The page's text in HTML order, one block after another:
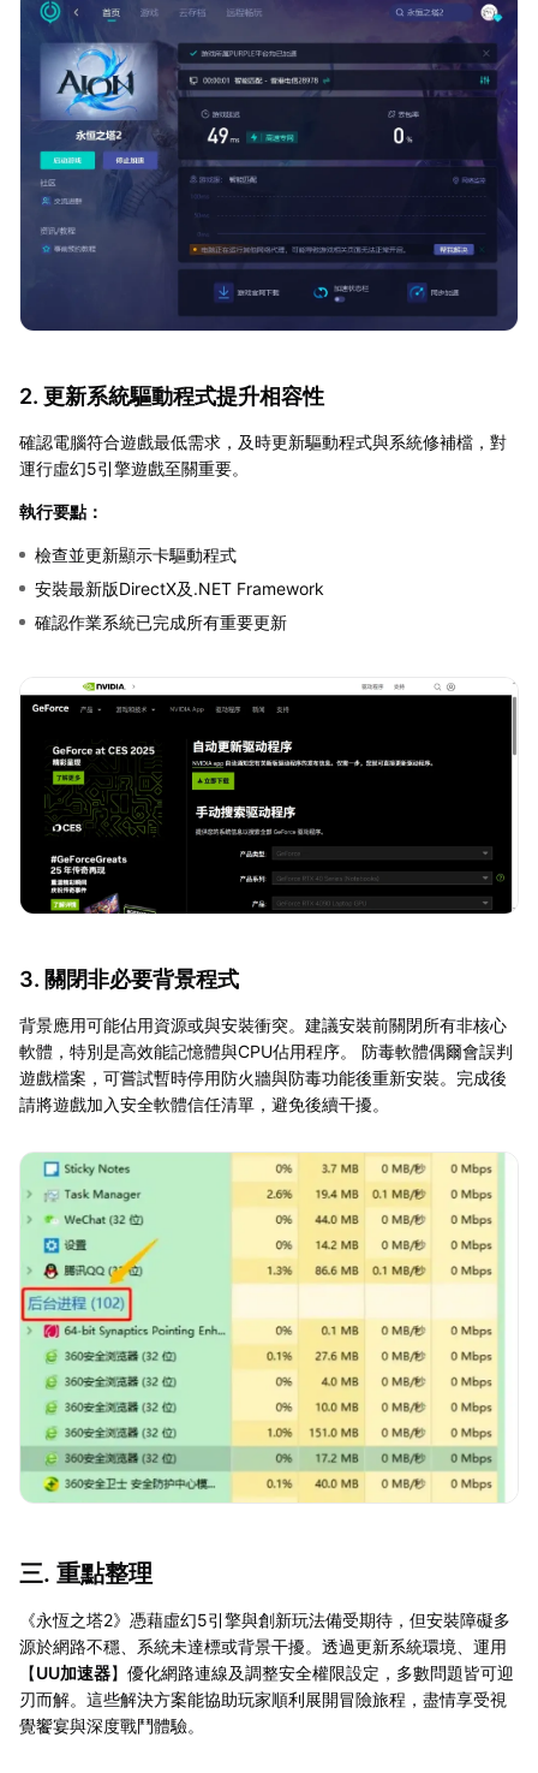
2. 更新系統驅動程式提升相容性
確認電腦符合遊戲最低需求，及時更新驅動程式與系統修補檔，對
運行虛幻5引擎遊戲至關重要。
執行要點：
檢查並更新顯示卡驅動程式
安裝最新版DirectX及.NET Framework
確認作業系統已完成所有重要更新
3. 關閉非必要背景程式
背景應用可能佔用資源或與安裝衝突。建議安裝前關閉所有非核心
軟體，特別是高效能記憶體與CPU佔用程序。 防毒軟體偶爾會誤判
遊戲檔案，可嘗試暫時停用防火牆與防毒功能後重新安裝。完成後
請將遊戲加入安全軟體信任清單，避免後續干擾。
三. 重點整理
《永恆之塔2》憑藉虛幻5引擎與創新玩法備受期待，但安裝障礙多
源於網路不穩、系統未達標或背景干擾。透過更新系統環境、運用
【UU加速器】優化網路連線及調整安全權限設定，多數問題皆可迎
刃而解。這些解決方案能協助玩家順利展開冒險旅程，盡情享受視
覺饗宴與深度戰鬥體驗。